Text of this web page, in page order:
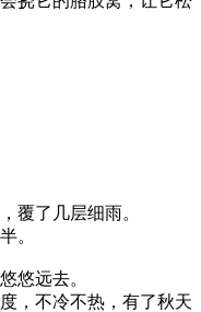
覆了几层细雨。
。
悠远去。
，不冷不热，有了秋天